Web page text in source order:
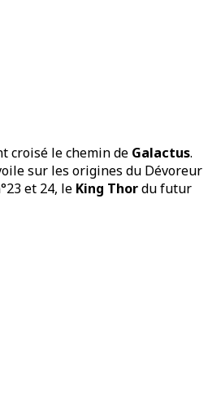
croisé le chemin de Galactus.
sur les origines du Dévoreur
et 24, le King Thordu futur